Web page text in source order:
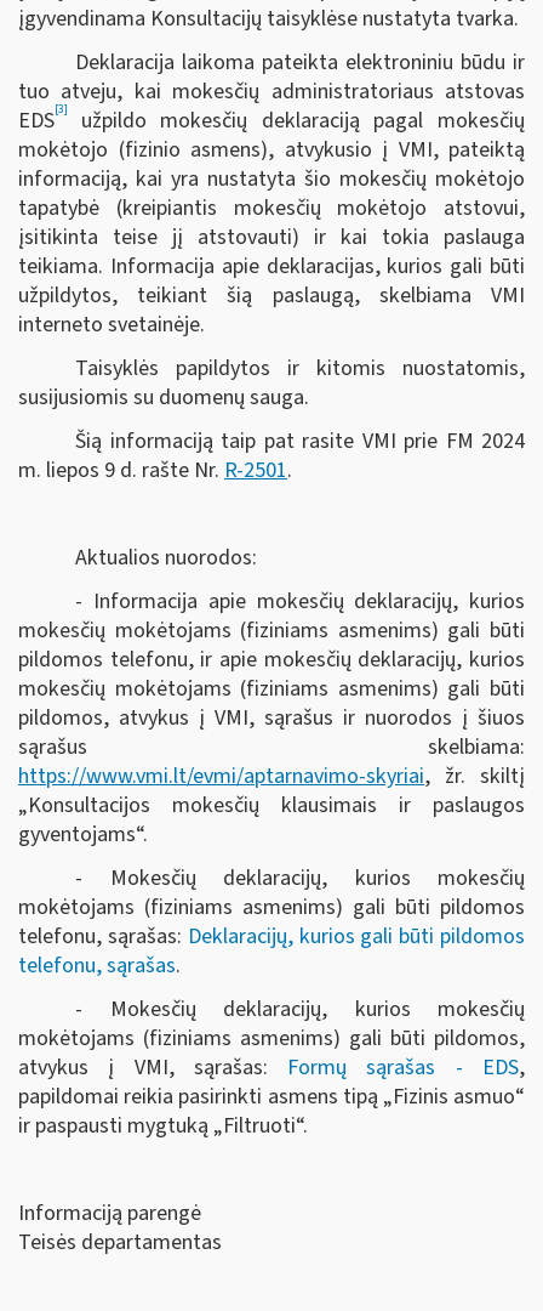
įgyvendinama Konsultacijų taisyklėse nustatyta tvarka.
Deklaracija laikoma pateikta elektroniniu būdu ir
tuo atveju, kai mokesčių administratoriaus atstovas
EDS[3]
užpildo mokesčių deklaraciją pagal mokesčių
mokėtojo (fizinio asmens), atvykusio į VMI, pateiktą
informaciją, kai yra nustatyta šio mokesčių mokėtojo
tapatybė (kreipiantis mokesčių mokėtojo atstovui,
įsitikinta teise jį atstovauti) ir kai tokia paslauga
teikiama. Informacija apie deklaracijas, kurios gali būti
užpildytos, teikiant šią paslaugą, skelbiama VMI
interneto svetainėje.
Taisyklės papildytos ir kitomis nuostatomis,
susijusiomis su duomenų sauga.
Šią informaciją taip pat rasite VMI prie FM 2024
m. liepos 9 d. rašte Nr. R-2501.
Aktualios nuorodos:
- Informacija apie mokesčių deklaracijų, kurios
mokesčių mokėtojams (fiziniams asmenims) gali būti
pildomos telefonu, ir apie mokesčių deklaracijų, kurios
mokesčių mokėtojams (fiziniams asmenims) gali būti
pildomos, atvykus į VMI, sąrašus ir nuorodos į šiuos
sąrašus skelbiama:
https://www.vmi.lt/evmi/aptarnavimo-skyriai, žr. skiltį
„Konsultacijos mokesčių klausimais ir paslaugos
gyventojams“.
- Mokesčių deklaracijų, kurios mokesčių
mokėtojams (fiziniams asmenims) gali būti pildomos
telefonu, sąrašas: Deklaracijų, kurios gali būti pildomos
telefonu, sąrašas.
- Mokesčių deklaracijų, kurios mokesčių
mokėtojams (fiziniams asmenims) gali būti pildomos,
atvykus į VMI, sąrašas: Formų sąrašas - EDS,
papildomai reikia pasirinkti asmens tipą „Fizinis asmuo“
ir paspausti mygtuką „Filtruoti“.
Informaciją parengė
Teisės departamentas